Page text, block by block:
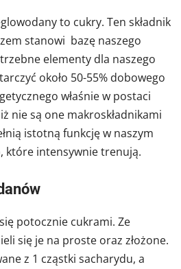
to cukry. Ten składnik
stanowi bazę naszego
elementy dla naszego
około 50-55% dobowego
właśnie w postaci
nie są one makroskładnikami
istotną funkcję w naszym
które intensywnie trenują.
potocznie cukrami. Ze
się je na proste oraz złożone.
z 1 cząstki sacharydu, a